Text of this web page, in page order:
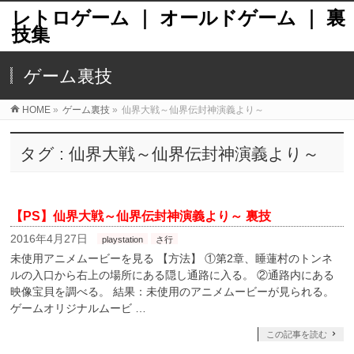
レトロゲーム ｜ オールドゲーム ｜ 裏
技集
ゲーム裏技
HOME » ゲーム裏技 » 仙界大戦～仙界伝封神演義より～
タグ : 仙界大戦～仙界伝封神演義より～
【PS】仙界大戦～仙界伝封神演義より～ 裏技
2016年4月27日 playstation さ行
未使用アニメムービーを見る 【方法】 ①第2章、睡蓮村のトンネ
ルの入口から右上の場所にある隠し通路に入る。 ②通路内にある
映像宝貝を調べる。 結果：未使用のアニメムービーが見られる。
ゲームオリジナルムービ …
この記事を読む